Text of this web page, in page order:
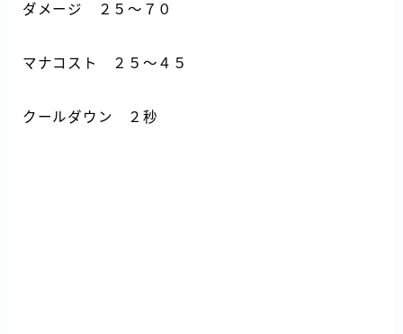
ダメージ ２５～７０
マナコスト ２５～４５
クールダウン ２秒